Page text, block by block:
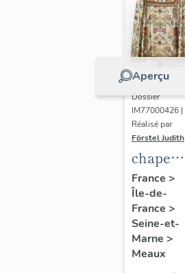
Aperçu
Dossier
IM77000426 |
Réalisé par
Förstel Judith
chape
blanche
à fleurs
France >
Île-de-
France >
Seine-et-
Marne >
Meaux